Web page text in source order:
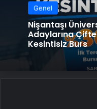
Genel
Nişantaşı
Adaylarına
Kesintisiz Burs